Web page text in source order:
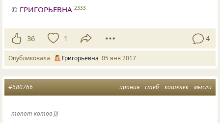
© ГРИГОРЬЕВНА 2333
36 1 4
Опубликовала Григорьевна 05 янв 2017
ирония стеб кошелек мысли
#680766
топот котов )))